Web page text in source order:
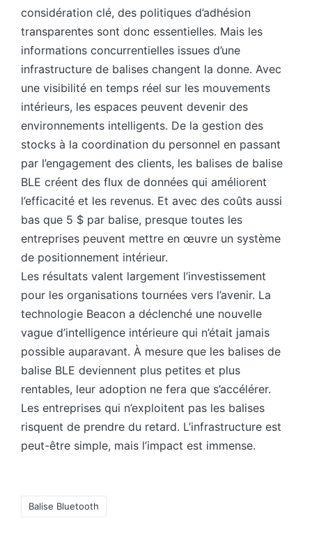
considération clé, des politiques d’adhésion
transparentes sont donc essentielles. Mais les
informations concurrentielles issues d’une
infrastructure de balises changent la donne. Avec
une visibilité en temps réel sur les mouvements
intérieurs, les espaces peuvent devenir des
environnements intelligents. De la gestion des
stocks à la coordination du personnel en passant
par l’engagement des clients, les balises de balise
BLE créent des flux de données qui améliorent
l’efficacité et les revenus. Et avec des coûts aussi
bas que 5 $ par balise, presque toutes les
entreprises peuvent mettre en œuvre un système
de positionnement intérieur.
Les résultats valent largement l’investissement
pour les organisations tournées vers l’avenir. La
technologie Beacon a déclenché une nouvelle
vague d’intelligence intérieure qui n’était jamais
possible auparavant. À mesure que les balises de
balise BLE deviennent plus petites et plus
rentables, leur adoption ne fera que s’accélérer.
Les entreprises qui n’exploitent pas les balises
risquent de prendre du retard. L’infrastructure est
peut-être simple, mais l’impact est immense.
Balise Bluetooth